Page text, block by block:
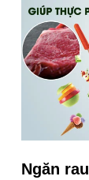
Ngăn